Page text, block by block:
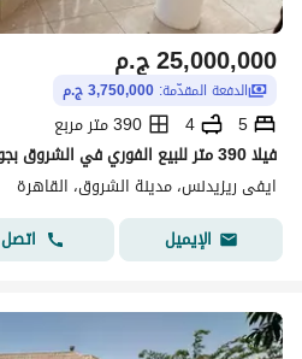
ج.م25,000,000
الدفعة المقدّمة: 3,750,000 ج.م
5
4
390 متر مربع
ايفى ريزيدنس، مدينة الشروق، القاهرة
الإيميل
اتصل